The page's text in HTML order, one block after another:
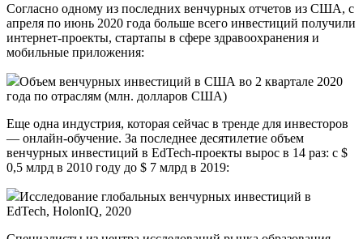
Согласно одному из последних венчурных отчетов из США, с
апреля по июнь 2020 года больше всего инвестиций получили
интернет-проекты, стартапы в сфере здравоохранения и
мобильные приложения:
Объем венчурных инвестиций в США во 2 квартале 2020
года по отраслям (млн. долларов США)
Еще одна индустрия, которая сейчас в тренде для инвесторов
— онлайн-обучение. За последнее десятилетие объем
венчурных инвестиций в EdTech-проекты вырос в 14 раз: с $
0,5 млрд в 2010 году до $ 7 млрд в 2019:
Исследование глобальных венчурных инвестиций в
EdTech, HolonIQ, 2020